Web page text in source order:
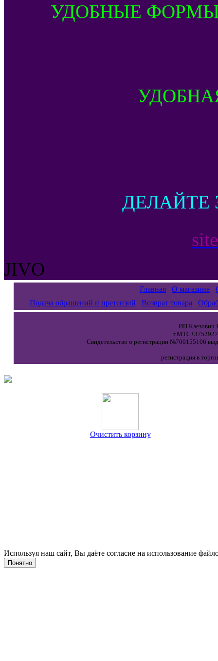
УДОБНЫЕ
ДЕЛАЙТЕ
JIVO
Главная О магазине
Подача обращений и претензий
Возврат товара
ИП Клезович
Свидетельство о регистрации №700155106
регистрация в
Очистить корзину
Используя наш сайт, Вы даёте согласие на использование
Понятно